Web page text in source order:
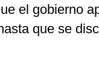
el gobierno
que se